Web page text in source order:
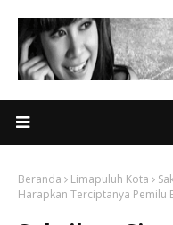
Beranda Limapuluh Kota
Harapkan Terciptanya Pemilu